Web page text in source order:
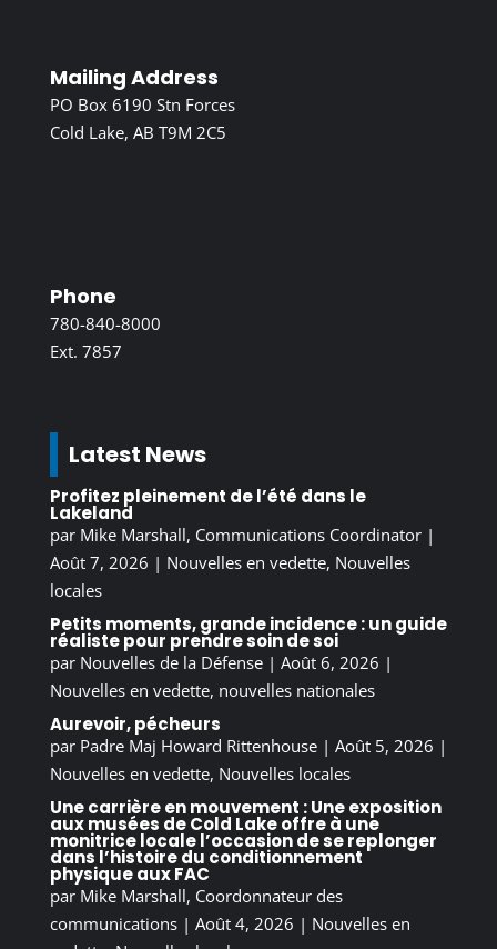
Mailing Address
PO Box 6190 Stn Forces
Cold Lake, AB T9M 2C5
Phone
780-840-8000
Ext. 7857
Latest News
Profitez pleinement de l’été dans le
Lakeland
par Mike Marshall, Communications Coordinator|
Août 7, 2026 | Nouvelles en vedette, Nouvelles
locales
Petits moments, grande incidence : un guide
réaliste pour prendre soin de soi
par Nouvelles de la Défense| Août 6, 2026 |
Nouvelles en vedette, nouvelles nationales
Aurevoir, pécheurs
par Padre Maj Howard Rittenhouse| Août 5, 2026 |
Nouvelles en vedette, Nouvelles locales
Une carrière en mouvement : Une exposition
aux musées de Cold Lake offre à une
monitrice locale l’occasion de se replonger
dans l’histoire du conditionnement
physique aux FAC
par Mike Marshall, Coordonnateur des
communications| Août 4, 2026 | Nouvelles en